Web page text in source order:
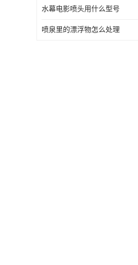
水幕电影喷头用什么型号
喷泉里的漂浮物怎么处理